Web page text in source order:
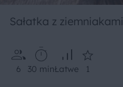
Sałatka z ziemniakami
6 30 minŁatwe 1